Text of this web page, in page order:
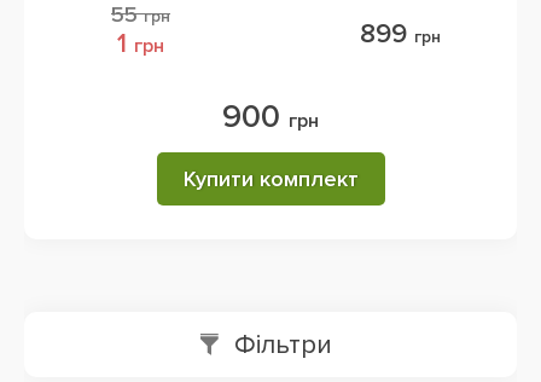
55грн
1 грн 899 грн
900 грн
Купити комплект
Фільтри